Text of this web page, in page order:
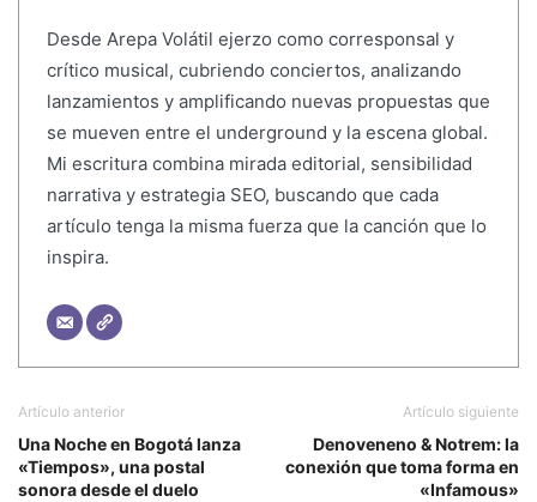
Desde Arepa Volátil ejerzo como corresponsal y
crítico musical, cubriendo conciertos, analizando
lanzamientos y amplificando nuevas propuestas que
se mueven entre el underground y la escena global.
Mi escritura combina mirada editorial, sensibilidad
narrativa y estrategia SEO, buscando que cada
artículo tenga la misma fuerza que la canción que lo
inspira.
Artículo anterior
Una Noche en Bogotá lanza
«Tiempos», una postal
sonora desde el duelo
Artículo siguiente
Denoveneno & Notrem: la
conexión que toma forma en
«Infamous»